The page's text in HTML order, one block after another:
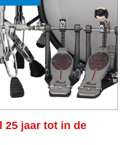
25 jaar tot in de